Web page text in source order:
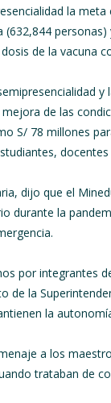
la
de la vacuna
de las
S/ 78 millones
dijo que el
durante la
por integrantes
de la
la
a los
trataban de